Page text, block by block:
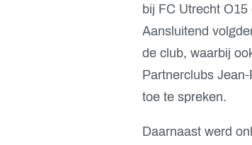
bij FC Utrecht
Aansluitend
de club, waarbij
Partnerclubs
toe te spreken.
Daarnaast werd